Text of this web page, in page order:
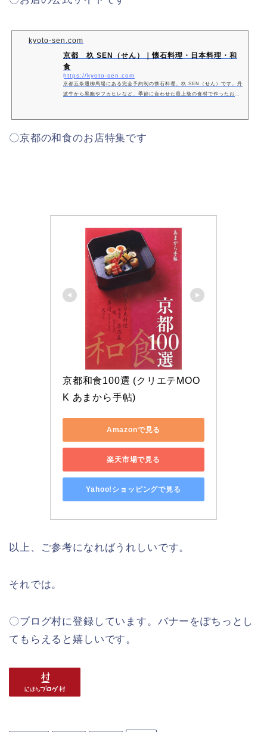
kyoto-sen.com
京都 杦 SEN（せん）｜懐石料理・日本料理・和
食
https://kyoto-sen.com
京都五条通柳馬場にある完全予約制の懐石料理、杦 SEN（せん）です。丹
波牛から黒鮑やフカヒレなど、季節に合わせた最上級の食材で作ったお料
〇京都の和食のお店特集です
京都和食100選 (クリエテMOO
K あまから手帖)
Amazonで見る
楽天市場で見る
Yahoo!ショッピングで見る
以上、ご参考になればうれしいです。
それでは。
〇ブログ村に登録しています。バナーをぽちっとし
てもらえると嬉しいです。